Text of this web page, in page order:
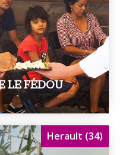
LE FÉDOU
Herault (34)